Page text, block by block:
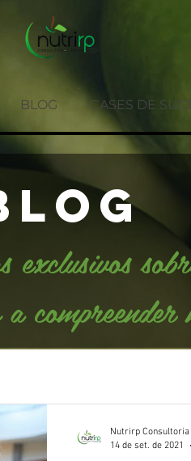
BLOG CASES DE
exclusivos
compreender
Nutrirp Consultoria
14 de set. de 2021